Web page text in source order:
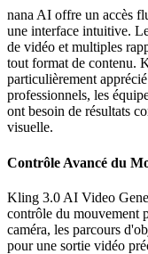
nana AI offre un accès
une interface intuitive.
de vidéo et multiples
tout format de contenu.
particulièrement
professionnels, les
ont besoin de résultats
visuelle.
Contrôle Avancé du
Kling 3.0 AI Video
contrôle du mouvement
caméra, les parcours
pour une sortie vidéo